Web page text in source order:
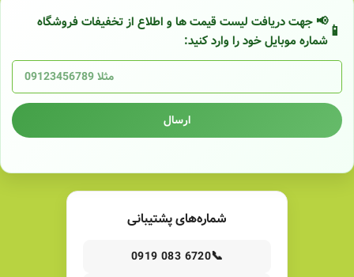
📢 جهت دریافت لیست قیمت ها و اطلاع از تخفیفات فروشگاه
شماره موبایل خود را وارد کنید:
ارسال
شماره‌های پشتیبانی
📞
0919 083 6720